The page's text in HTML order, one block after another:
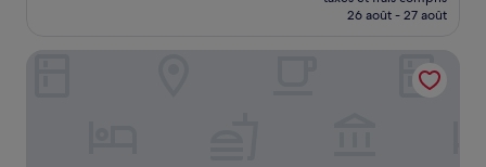
prix
de
104 €
26 août - 27 août